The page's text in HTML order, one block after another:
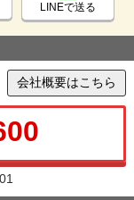
LINEで送る
会社概要はこちら